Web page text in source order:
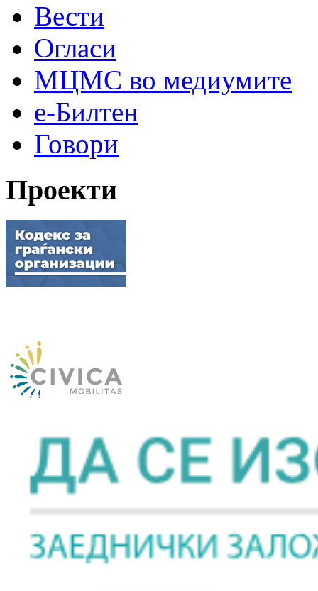
Вести
Огласи
МЦМС во медиумите
е-Билтен
Говори
Проекти